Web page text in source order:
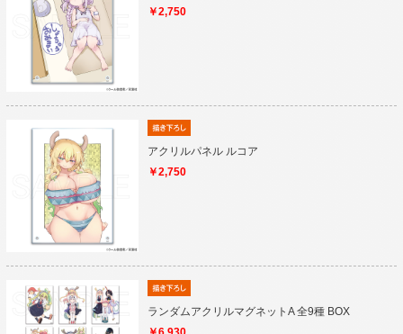
￥2,750
アクリルパネル ルコア
￥2,750
ランダムアクリルマグネットA 全9種 BOX